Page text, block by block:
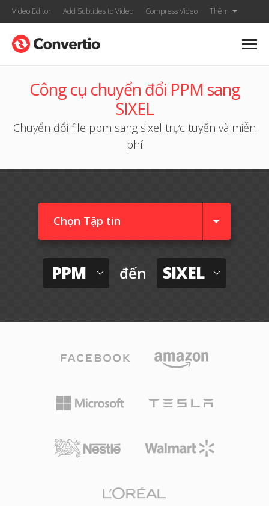
Video Editor Add Subtitles to Video Compress Video Thêm
Công cụ chuyển đổi PPM sang
SIXEL
Chuyển đổi file ppm sang sixel trực tuyến và miễn
phí
Chọn Tập tin
PPM đến SIXEL